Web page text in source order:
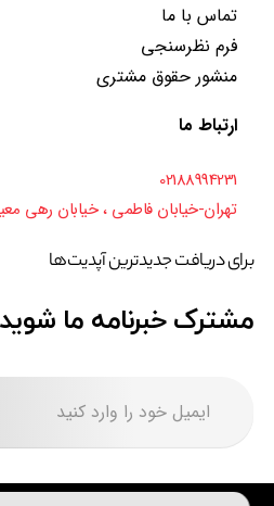
تماس با ما
فرم نظرسنجی
منشور حقوق مشتری
ارتباط ما
02188994231
تهران-خیابان فاطمی ، خیابان رهی معیری ،
برای دریافت جدیدترین آپدیت‌ها
مشترک خبرنامه ما شوید